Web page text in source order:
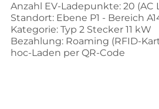
Anzahl EV-Ladepunkte: 20 (AC
Standort: Ebene P1 - Bereich
Kategorie: Typ 2 Stecker 11 kW
Bezahlung: Roaming (RFID-
hoc-Laden per QR-Code